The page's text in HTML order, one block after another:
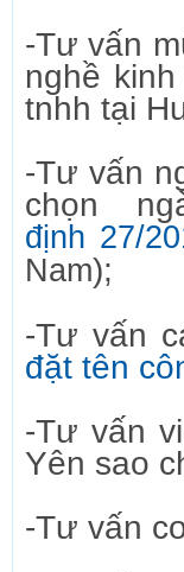
-Tư vấn
nghề
tnhh tại
-Tư vấn
chọn
định 27/
Nam);
-Tư vấn
đặt tên
-Tư vấn
Yên sao
-Tư vấn